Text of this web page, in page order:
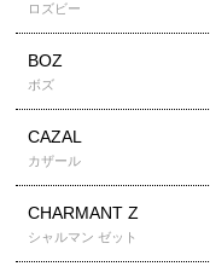
ロズビー
BOZ
ボズ
CAZAL
カザール
CHARMANT Z
シャルマン ゼット